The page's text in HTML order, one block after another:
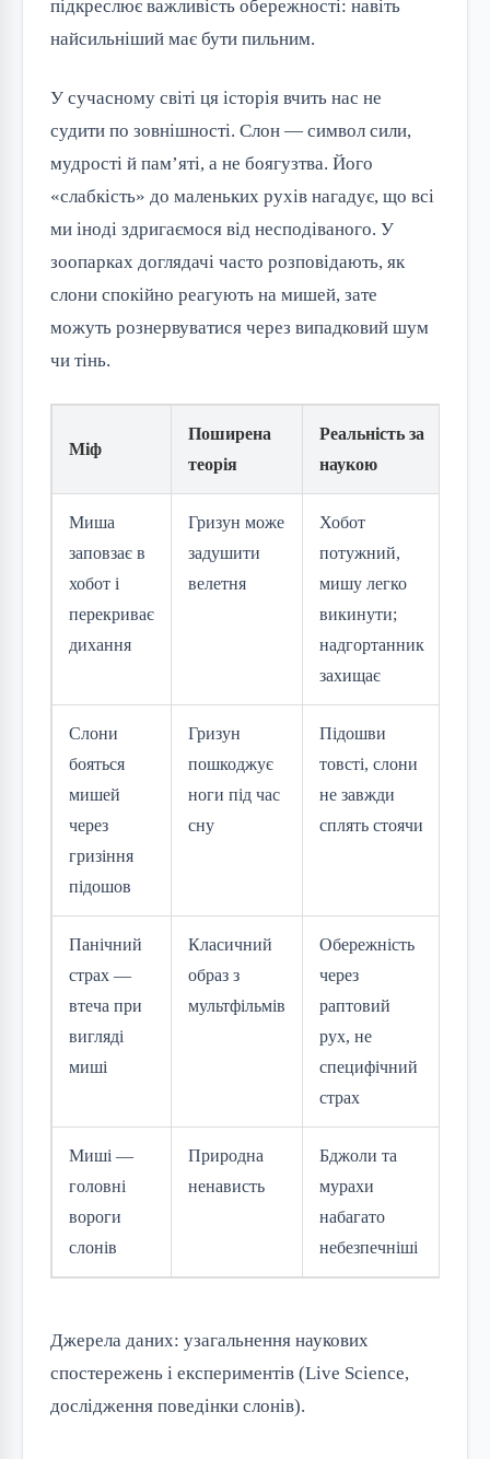
підкреслює важливість обережності: навіть
найсильніший має бути пильним.
У сучасному світі ця історія вчить нас не
судити по зовнішності. Слон — символ сили,
мудрості й пам’яті, а не боягузтва. Його
«слабкість» до маленьких рухів нагадує, що всі
ми іноді здригаємося від несподіваного. У
зоопарках доглядачі часто розповідають, як
слони спокійно реагують на мишей, зате
можуть рознервуватися через випадковий шум
чи тінь.
Міф
Поширена
теорія
Реальність за
наукою
Миша
заповзає в
хобот і
перекриває
дихання
Гризун може
задушити
велетня
Хобот
потужний,
мишу легко
викинути;
надгортанник
захищає
Слони
бояться
мишей
через
гризіння
підошов
Гризун
пошкоджує
ноги під час
сну
Підошви
товсті, слони
не завжди
сплять стоячи
Панічний
страх —
втеча при
вигляді
миші
Класичний
образ з
мультфільмів
Обережність
через
раптовий
рух, не
специфічний
страх
Миші —
головні
вороги
слонів
Природна
ненависть
Бджоли та
мурахи
набагато
небезпечніші
Джерела даних: узагальнення наукових
спостережень і експериментів (Live Science,
дослідження поведінки слонів).